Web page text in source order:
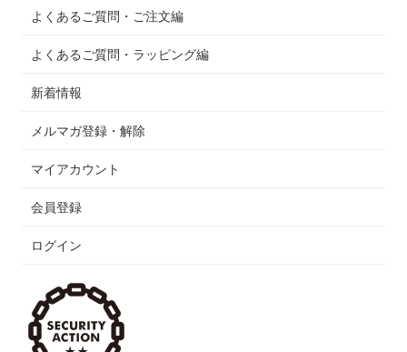
よくあるご質問・ご注文編
よくあるご質問・ラッピング編
新着情報
メルマガ登録・解除
マイアカウント
会員登録
ログイン